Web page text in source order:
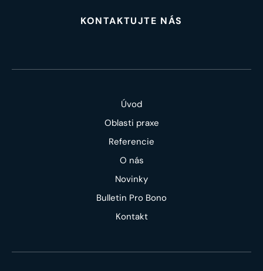
KONTAKTUJTE NÁS
Úvod
Oblasti praxe
Referencie
O nás
Novinky
Bulletin Pro Bono
Kontakt